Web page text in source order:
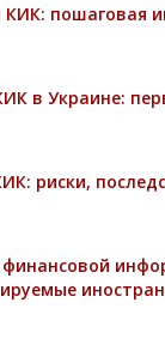
пошаговая
в Украине:
риски,